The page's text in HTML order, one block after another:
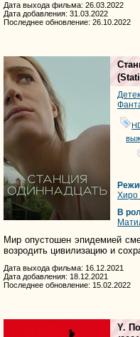
Дата выхода фильма: 26.03.2022
Дата добавления: 31.03.2022
Последнее обновление: 26.10.2022
(
Хиро
В
Мир опустошен эпидемией
возродить цивилизацию и
Дата выхода фильма: 16.12.2021
Дата добавления: 18.12.2021
Последнее обновление: 15.02.2022
Y.